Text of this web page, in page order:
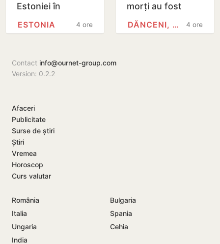
Estoniei în
Moldova și-a
4 ore
ESTONIA
morți au fost
observați plutind
la suprafața
4 ore
DĂNCENI, IALOVENI
Contact info@ournet-group.com
Version: 0.2.2
Afaceri
Publicitate
Surse de știri
Știri
Vremea
Horoscop
Curs valutar
România
Bulgaria
Italia
Spania
Ungaria
Cehia
India